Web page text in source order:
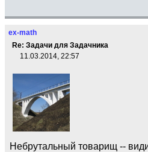
ex-math
Re: Задачи для Задачника
11.03.2014, 22:57
Небрутальный товарищ --